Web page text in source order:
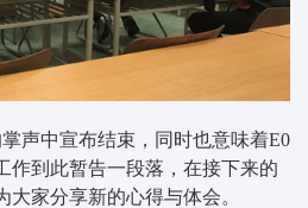
中宣布结束，同时也意味着E0
作到此暂告一段落，在接下来的
大家分享新的心得与体会。